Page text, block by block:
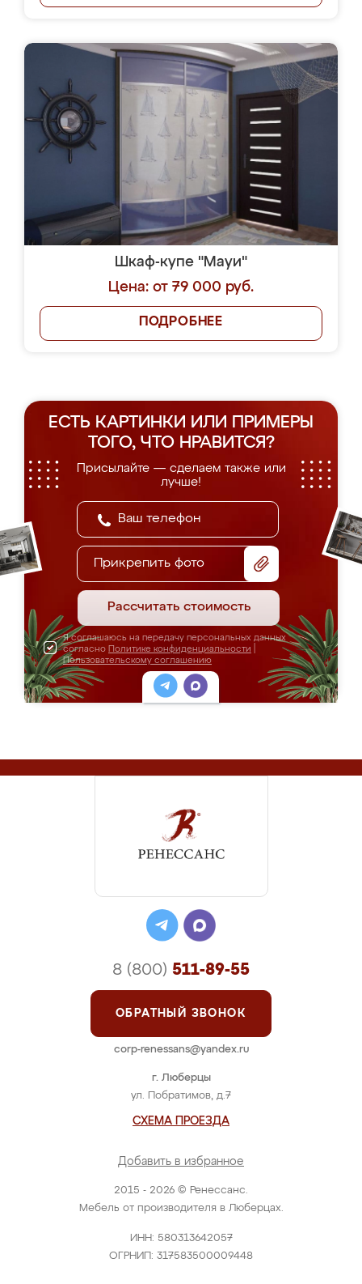
Шкаф-купе "Мауи"
Цена: от 79 000 руб.
ПОДРОБНЕЕ
ЕСТЬ КАРТИНКИ ИЛИ ПРИМЕРЫ
ТОГО, ЧТО НРАВИТСЯ?
Присылайте — сделаем также или
лучше!
Прикрепить фото
Рассчитать стоимость
Я соглашаюсь на передачу персональных данных
согласно Политике конфиденциальности
Пользовательскому соглашению
2015 - 2026 © Ренессанс.
Мебель от производителя в Люберцах.
ИНН: 580313642057
ОГРНИП: 317583500009448
г. Люберцы
ул. Побратимов, д.7
СХЕМА ПРОЕЗДА
Добавить в избранное
8 (800) 511-89-55
ОБРАТНЫЙ ЗВОНОК
corp-renessans@yandex.ru